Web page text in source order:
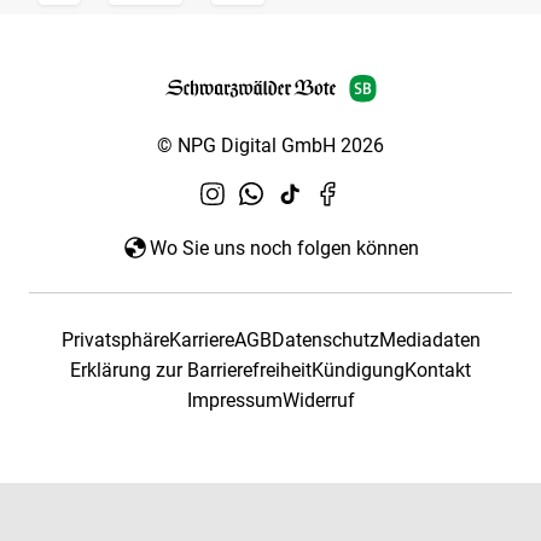
© NPG Digital GmbH 2026
Wo Sie uns noch folgen können
PrivatsphäreKarriereAGBDatenschutzMediadaten
Erklärung zur BarrierefreiheitKündigungKontakt
ImpressumWiderruf